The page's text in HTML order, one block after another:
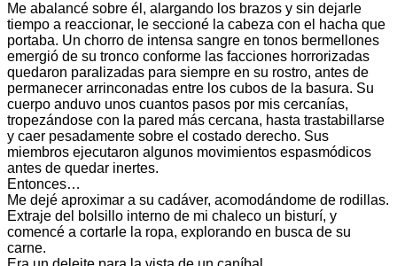
Me abalancé sobre él, alargando los brazos y sin dejarle
tiempo a reaccionar, le seccioné la cabeza con el hacha que
portaba. Un chorro de intensa sangre en tonos bermellones
emergió de su tronco conforme las facciones horrorizadas
quedaron paralizadas para siempre en su rostro, antes de
permanecer arrinconadas entre los cubos de la basura. Su
cuerpo anduvo unos cuantos pasos por mis cercanías,
tropezándose con la pared más cercana, hasta trastabillarse
y caer pesadamente sobre el costado derecho. Sus
miembros ejecutaron algunos movimientos espasmódicos
antes de quedar inertes.
Entonces…
Me dejé aproximar a su cadáver, acomodándome de rodillas.
Extraje del bolsillo interno de mi chaleco un bisturí, y
comencé a cortarle la ropa, explorando en busca de su
carne.